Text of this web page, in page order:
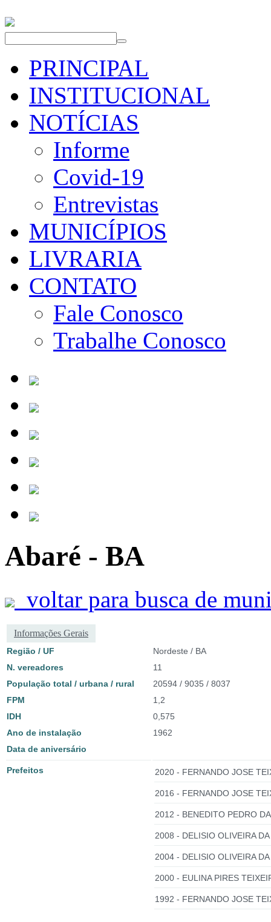
PRINCIPAL
INSTITUCIONAL
NOTÍCIAS
Informe
Covid-19
Entrevistas
MUNICÍPIOS
LIVRARIA
CONTATO
Fale Conosco
Trabalhe Conosco
Abaré - BA
voltar para busca de
Informações Gerais
Região / UF
Nordeste / BA
N. vereadores
11
População total / urbana / rural
20594 / 9035 / 8037
FPM
1,2
IDH
0,575
Ano de instalação
1962
Data de aniversário
Prefeitos 2020 - FERNANDO JOSE
2016 - FERNANDO JOSE
2012 - BENEDITO PEDRO
2008 - DELISIO OLIVEIRA DA
2004 - DELISIO OLIVEIRA DA
2000 - EULINA PIRES
1992 - FERNANDO JOSE